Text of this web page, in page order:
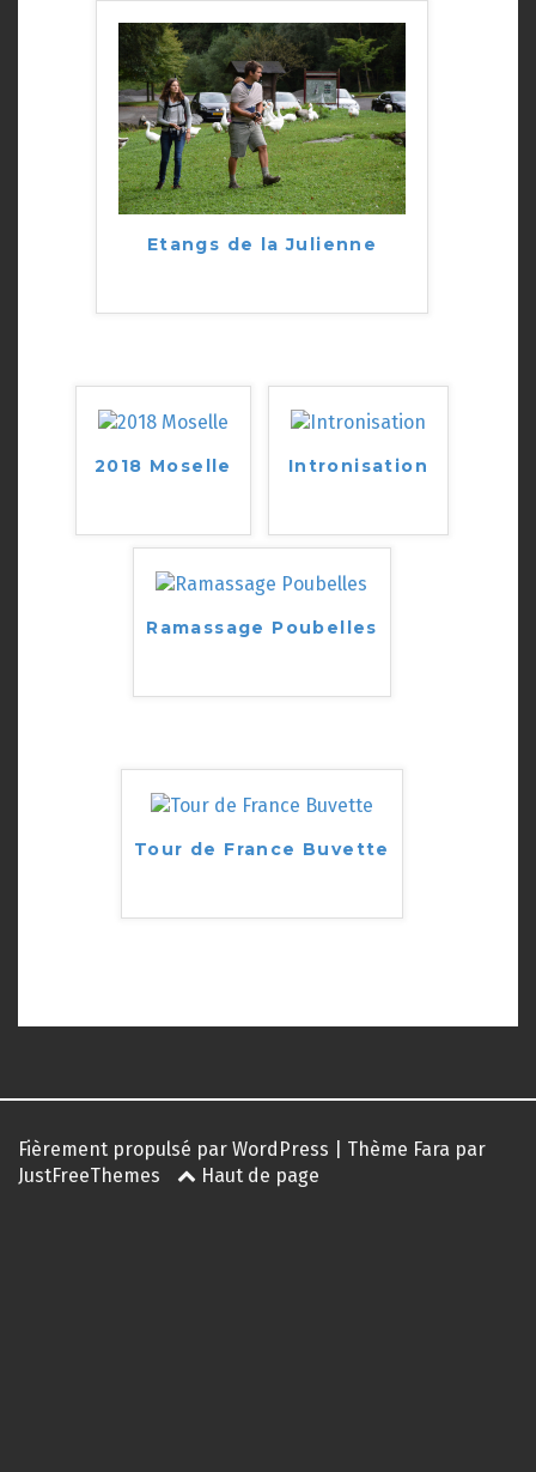
Etangs de la Julienne
2018 Moselle Intronisation
Ramassage Poubelles
Tour de France Buvette
Fièrement propulsé par WordPress Thème Fara par
JustFreeThemes
Haut de page